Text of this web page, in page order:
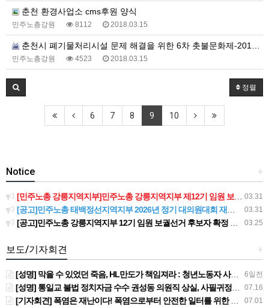
춘천 환경사업소 cms후원 양식
민주노총강원 8112 2018.03.15
춘천시 폐기물처리시설 문제 해결을 위한 6차 촛불문화제-2018.3.14
민주노총강원 4523 2018.03.15
정렬
6 7 8 9 10
+
Notice
03.31
[민주노총 강릉지역지부]민주노총 강릉지역지부 제12기 임원 보궐선거결과 공고
03.31
[공고]민주노총 태백정선지역지부 2026년 정기 대의원대회 재소집 건
03.25
[공고]민주노총 강릉지역지부 12기 임원 보궐선거 후보자 확정 공고
+
보도/기자회견
6일전
[성명] 막을 수 있었던 죽음, HL만도가 책임져라 : 청년노동자 사망사고의 철저한 진상규명과 재발방지 대책 마련하라
07.16
[성명] 통일교 불법 정치자금 수수 권성동 의원직 상실, 사필귀정이다
07.01
[기자회견] 폭염은 재난이다! 폭염으로부터 안전한 일터를 위한 민주노총 강원지역본부 폭염감시단 선포 기자회견